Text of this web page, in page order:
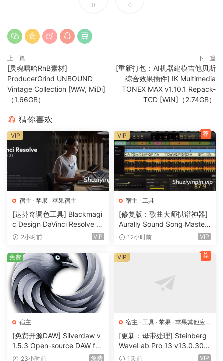
0 0
上一篇
[灵魂嘻哈RnB素材]
ProducerGrind UNBOUND
Vintage Collection [WAV, MiDi]
（1.66GB）
下一篇
[重新打包：AI机器建模吉他贝斯
综合效果插件] IK Multimedia
TONEX MAX v1.10.1 Repack-
TCD [WiN]（2.74GB）
猜你喜欢
宿主 · 苹果 · 苹果宿主
[达芬奇调色工具] Blackmagi
c Design DaVinci Resolve St
udio 21.0.4 Multilingual [Ma
2小时前 VIP
VIP
宿主 · 工具
[修复版：歌曲大师扒谱神器]
Aurally Sound Song Master
PRO v5.0.02 REV 1 [WiN]
12小时前 VIP
VIP 荐
宿主
[免费开源DAW] Silverdaw v
1.5.3 Open-source DAW for
remixing & mashups [WiN]
23小时前 免费
免费
宿主 · 工具 · 苹果 · 苹果其他应
用· 苹果宿主
[更新：母带处理] Steinberg
WaveLab Pro 13 v13.0.30
+安装方法 [WiN, MacOSX]
1天前 VIP
VIP 荐